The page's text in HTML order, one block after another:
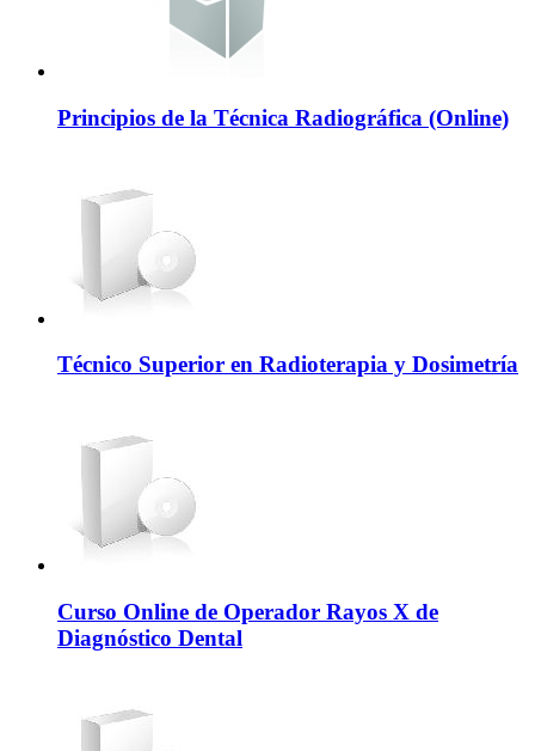
Principios de la Técnica Radiográfica (Online)
Técnico Superior en Radioterapia y Dosimetría
Curso Online de Operador Rayos X de
Diagnóstico Dental